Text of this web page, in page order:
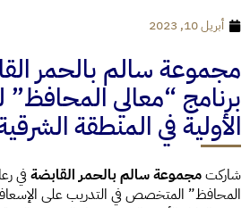
أبريل 10, 2023
مجموعة سالم بالحمر
برنامج “معالي المحافظ”
الأولية في المنطقة
شاركتمجموعة سالم بالحمر القابضة في
المحافظ” المتخصص في التدريب على